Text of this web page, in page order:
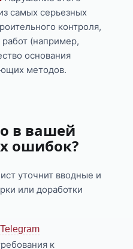
самых серьезных
контроля,
работ (например,
основания
методов.
в вашей
ошибок?
уточнит вводные и
или доработки
Telegram
к